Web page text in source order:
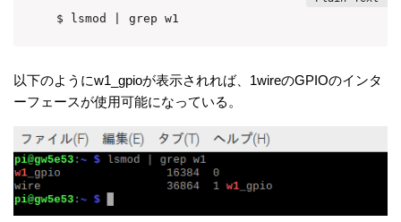
$ lsmod | grep w1
以下のようにw1_gpioが表示されれば、1wireのGPIOのインタ
ーフェースが使用可能になっている。